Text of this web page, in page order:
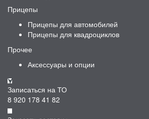
Прицепы
Прицепы для автомобилей
Прицепы для квадроциклов
Прочее
Аксессуары и опции
Записаться на ТО
8 920 178 41 82